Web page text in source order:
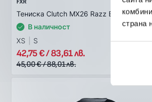
страна
FXR
Тениска Clutch MX26 Razz Black Pink
В наличност
XS
S
42,75 € / 83,61 лв.
45,00 € / 88,01 лв.